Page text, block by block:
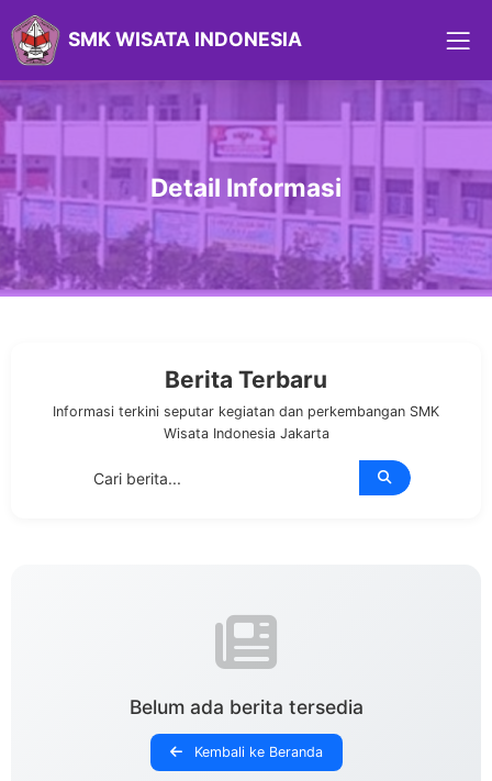
SMK WISATA INDONESIA
Detail Informasi
Berita Terbaru
Informasi terkini seputar kegiatan dan perkembangan SMK
Wisata Indonesia Jakarta
Belum ada berita tersedia
Kembali ke Beranda